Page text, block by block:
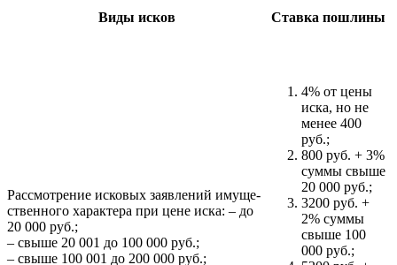
Виды исков Ставка пошлины
Рассмотрение исковых заявлений имуще-
ственного характера при цене иска: – до
20 000 руб.;
– свыше 20 001 до 100 000 руб.;
– свыше 100 001 до 200 000 руб.;
4% от цены
иска, но не
менее 400
руб.;
800 руб. + 3%
суммы свыше
20 000 руб.;
3200 руб. +
2% суммы
свыше 100
000 руб.;